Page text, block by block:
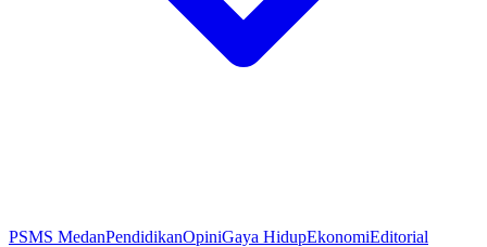
PSMS MedanPendidikanOpiniGaya HidupEkonomiEditorial